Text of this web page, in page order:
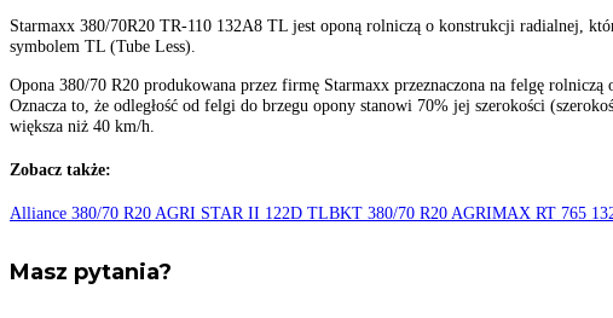
Turcja
Szerokość:
380
Profil:
70
20 cali
132 - 2000 kg
A8 do 40 km/h
Typ (TT/TL):